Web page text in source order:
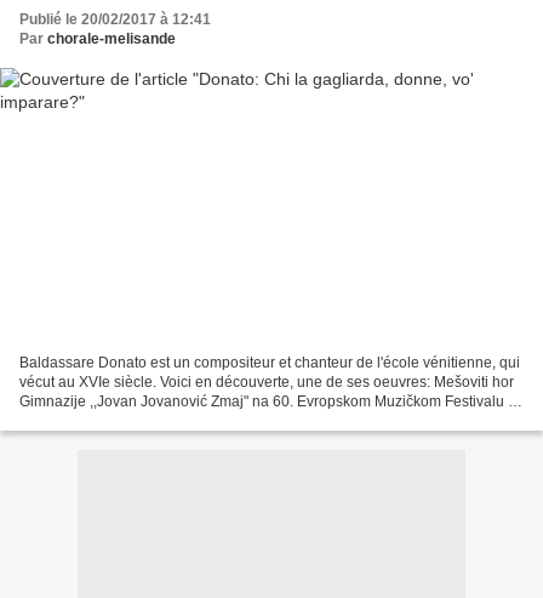
Publié le 20/02/2017 à 12:41
Par chorale-melisande
Baldassare Donato est un compositeur et chanteur de l'école vénitienne, qui
vécut au XVIe siècle. Voici en découverte, une de ses oeuvres: Mešoviti hor
Gimnazije ,,Jovan Jovanović Zmaj" na 60. Evropskom Muzičkom Festivalu za